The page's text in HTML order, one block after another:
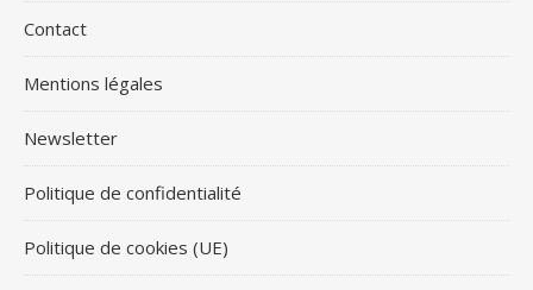
Contact
Mentions légales
Newsletter
Politique de confidentialité
Politique de cookies (UE)